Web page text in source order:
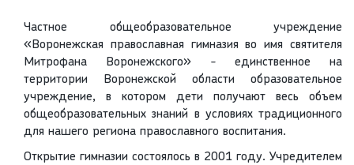
Частное общеобразовательное учреждение
«Воронежская православная гимназия во имя святителя
Митрофана Воронежского» - единственное на
территории Воронежской области образовательное
учреждение, в котором дети получают весь объем
общеобразовательных знаний в условиях традиционного
для нашего региона православного воспитания.
Открытие гимназии состоялось в 2001 году. Учредителем